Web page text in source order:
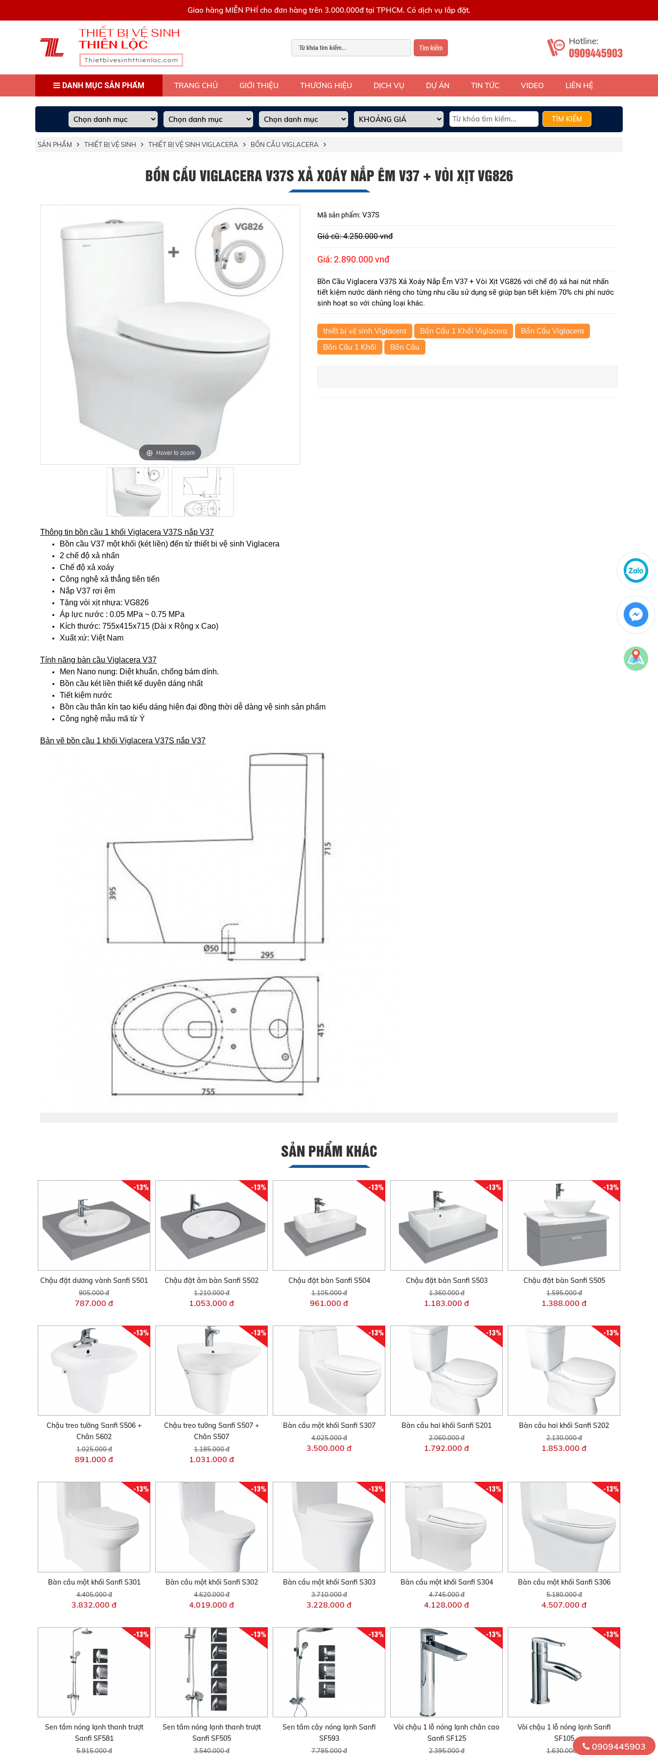
Giao hàng MIỄN PHÍ cho đơn hàng trên 3.000.000đ tại TPHCM. Có dịch vụ lắp đặt.
Tìm kiếm
Hotline:
0909445903
DANH MỤC SẢN PHẨM TRANG CHỦ GIỚI THIỆU THƯƠNG HIỆU DỊCH VỤ DỰ ÁN TIN TỨC VIDEO LIÊN HỆ
TÌM KIẾM
SẢN PHẨM THIẾT BỊ VỆ SINH THIẾT BỊ VỆ SINH VIGLACERA BỒN CẦU VIGLACERA
BỒN CẦU VIGLACERA V37S XẢ XOÁY NẮP ÊM V37 + VÒI XỊT VG826
Hover to zoom
Hover to zoom
Mã sản phẩm: V37S
Giá cũ: 4.250.000 vnđ
Giá: 2.890.000 vnđ
Bồn Cầu Viglacera V37S Xả Xoáy Nắp Êm V37 + Vòi Xịt VG826 với chế độ xả hai nút nhấn
tiết kiệm nước dành riêng cho từng nhu cầu sử dụng sẽ giúp bạn tiết kiệm 70% chi phí nước
sinh hoạt so với chủng loại khác.
thiết bị vệ sinh Viglacera Bồn Cầu 1 Khối Viglacera
Bồn Cầu Viglacera
Bồn Cầu 1 Khối
Bồn Cầu
Thông tin bồn cầu 1 khối Viglacera V37S nắp V37
Bồn cầu V37 một khối (két liền) đến từ thiết bị vệ sinh Viglacera
2 chế độ xả nhấn
Chế độ xả xoáy
Công nghệ xả thẳng tiên tiến
Nắp V37 rơi êm
Tặng vòi xịt nhựa: VG826
Áp lực nước : 0.05 MPa ~ 0.75 MPa
Kích thước: 755x415x715 (Dài x Rộng x Cao)
Xuất xứ: Việt Nam
Tính năng bàn cầu Viglacera V37
Men Nano nung: Diệt khuẩn, chống bám dính.
Bồn cầu két liền thiết kế duyên dáng nhất
Tiết kiệm nước
Bồn cầu thân kín tạo kiểu dáng hiện đại đồng thời dễ dàng vệ sinh sản phẩm
Công nghệ mẫu mã từ Ý
Bản vẽ bồn cầu 1 khối Viglacera V37S nắp V37
SẢN PHẨM KHÁC
-13%
Chậu đặt dương vành Sanfi S501
905.000 đ
787.000 đ
-13%
Chậu đặt âm bàn Sanfi S502
1.210.000 đ
1.053.000 đ
-13%
Chậu đặt bàn Sanfi S504
1.105.000 đ
961.000 đ
-13%
Chậu đặt bàn Sanfi S503
1.360.000 đ
1.183.000 đ
-13%
Chậu đặt bàn Sanfi S505
1.595.000 đ
1.388.000 đ
-13%
Chậu treo tường Sanfi S506 +
Chân S602
1.025.000 đ
891.000 đ
-13%
Chậu treo tường Sanfi S507 +
Chân S507
1.185.000 đ
1.031.000 đ
-13%
Bàn cầu một khối Sanfi S307
4.025.000 đ
3.500.000 đ
-13%
Bàn cầu hai khối Sanfi S201
2.060.000 đ
1.792.000 đ
-13%
Bàn cầu hai khối Sanfi S202
2.130.000 đ
1.853.000 đ
-13%
Bàn cầu một khối Sanfi S301
4.405.000 đ
3.832.000 đ
-13%
Bàn cầu một khối Sanfi S302
4.620.000 đ
4.019.000 đ
-13%
Bàn cầu một khối Sanfi S303
3.710.000 đ
3.228.000 đ
-13%
Bàn cầu một khối Sanfi S304
4.745.000 đ
4.128.000 đ
-13%
Bàn cầu một khối Sanfi S306
5.180.000 đ
4.507.000 đ
-13%
Sen tắm nóng lạnh thanh trượt
Sanfi SF581
5.915.000 đ
-13%
Sen tắm nóng lạnh thanh trượt
Sanfi SF505
3.540.000 đ
-13%
Sen tắm cây nóng lạnh Sanfi
SF593
7.785.000 đ
-13%
Vòi chậu 1 lỗ nóng lạnh chân cao
Sanfi SF125
2.395.000 đ
-13%
Vòi chậu 1 lỗ nóng lạnh Sanfi
SF105
1.630.000 đ 0909445903